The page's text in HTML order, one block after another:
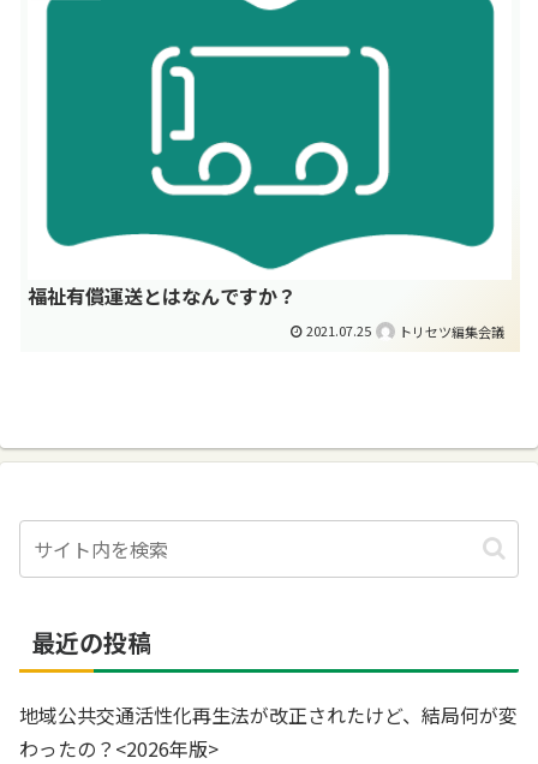
福祉有償運送とはなんですか？
2021.07.25 トリセツ編集会議
最近の投稿
地域公共交通活性化再生法が改正されたけど、結局何が変
わったの？<2026年版>